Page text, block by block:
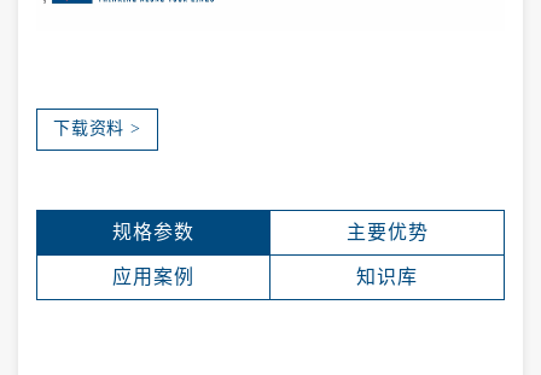
下载资料 >
规格参数 主要优势
应用案例 知识库